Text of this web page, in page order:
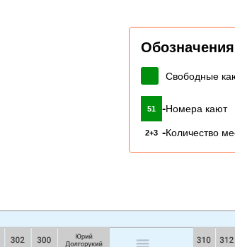
Свободные
51 -Номера кают
2+3 -Количество